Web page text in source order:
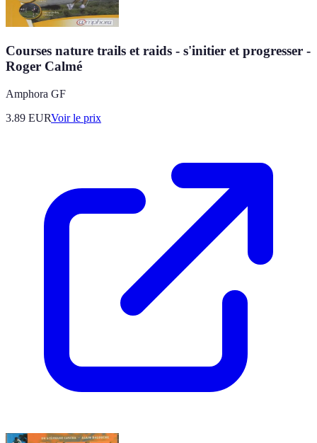
Courses nature trails et raids - s'initier et progresser -
Roger Calmé
Amphora GF
3.89 EURVoir le prix